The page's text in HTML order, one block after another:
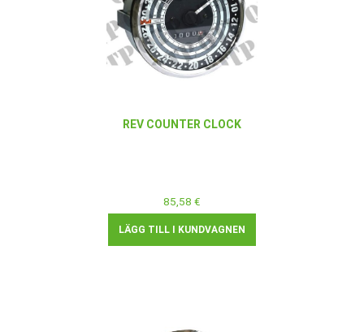
REV COUNTER CLOCK
85,58 €
LÄGG TILL I KUNDVAGNEN